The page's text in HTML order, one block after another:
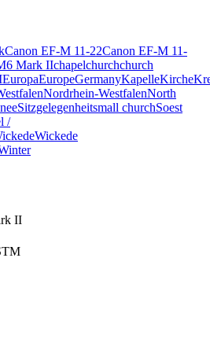
Canon EF-M 11-22Canon EF-M 11-
Mark IIchapelchurchchurch
EuropaEuropeGermanyKapelleKirche
Nordrhein-WestfalenNorth
Sitzgelegenheitsmall churchSoest
/
Wickede
II